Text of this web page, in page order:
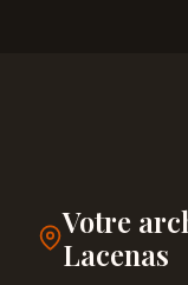
Votre
Lacenas